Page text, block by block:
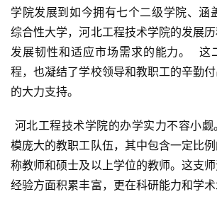
学院发展到如今拥有七个二级学院、涵
综合性大学，河北工程技术学院的发展
发展韧性和适应市场需求的能力。  这
程，也凝结了学校领导和教职工的辛勤
的大力支持。
模庞大的教职工队伍，其中包含一定比
称教师和硕士及以上学位的教师。这支
经验方面积累丰富，更在科研能力和学